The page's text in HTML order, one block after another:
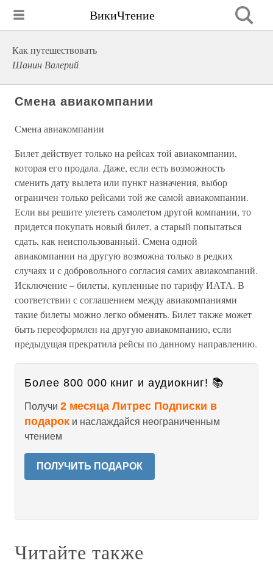
ВикиЧтение
Как путешествовать
Шанин Валерий
Смена авиакомпании
Смена авиакомпании
Билет действует только на рейсах той авиакомпании,
которая его продала. Даже, если есть возможность
сменить дату вылета или пункт назначения, выбор
ограничен только рейсами той же самой авиакомпании.
Если вы решите улететь самолетом другой компании, то
придется покупать новый билет, а старый попытаться
сдать, как неиспользованный. Смена одной
авиакомпании на другую возможна только в редких
случаях и с добровольного согласия самих авиакомпаний.
Исключение – билеты, купленные по тарифу ИАТА. В
соответствии с соглашением между авиакомпаниями
такие билеты можно легко обменять. Билет также может
быть переоформлен на другую авиакомпанию, если
предыдущая прекратила рейсы по данному направлению.
Более 800 000 книг и аудиокниг! 📚
Получи 2 месяца Литрес Подписки в
подарок и наслаждайся неограниченным
чтением
ПОЛУЧИТЬ ПОДАРОК
Читайте также